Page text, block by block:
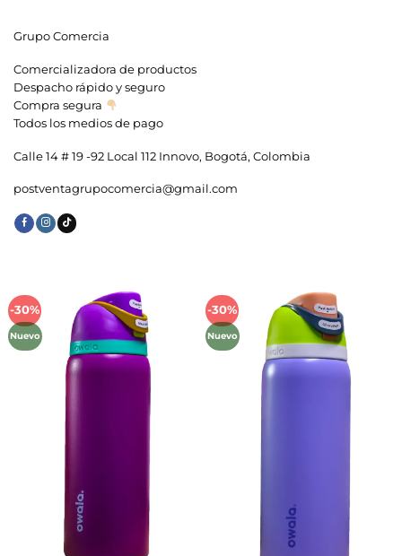
Grupo Comercia
Comercializadora de productos
Despacho rápido y seguro
Compra segura
Todos los medios de pago
Calle 14 # 19 -92 Local 112 Innovo, Bogotá, Colombia
postventagrupocomercia@gmail.com
-30%
Nuevo
Añadir
lista de
deseos
-30%
Nuevo
Añadir
lista de
deseos